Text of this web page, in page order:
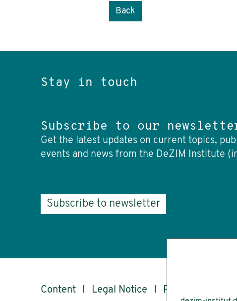
Back
Stay in touch
Subscribe to our
Get the latest updates on current topics,
events and news from the DeZIM Institute
Subscribe to newsletter
Content Legal Notice Privacy